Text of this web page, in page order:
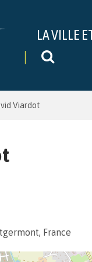
LA VILLE
Viardot
France